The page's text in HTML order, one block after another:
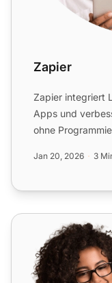
Zapier
Zapier integriert
Apps und
ohne
Jan 20, 2026 3
HubSpot